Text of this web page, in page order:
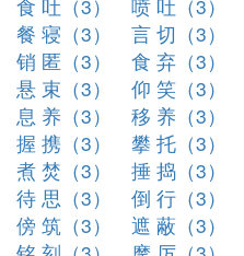
食 吐（3）
喷 吐（3）
餐 寝（3）
言 切（3）
销 匿（3）
食 弃（3）
悬 束（3）
仰 笑（3）
息 养（3）
移 养（3）
握 携（3）
攀 托（3）
煮 焚（3）
捶 捣（3）
待 思（3）
倒 行（3）
傍 筑（3）
遮 蔽（3）